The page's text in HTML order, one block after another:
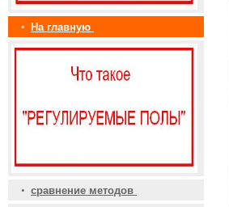
• На главную
• сравнение методов